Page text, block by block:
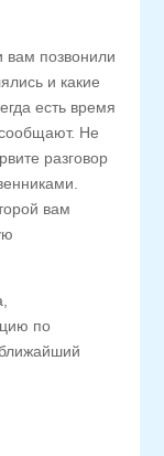
вам позвонили
и какие
есть время
Не
разговор
вам
по